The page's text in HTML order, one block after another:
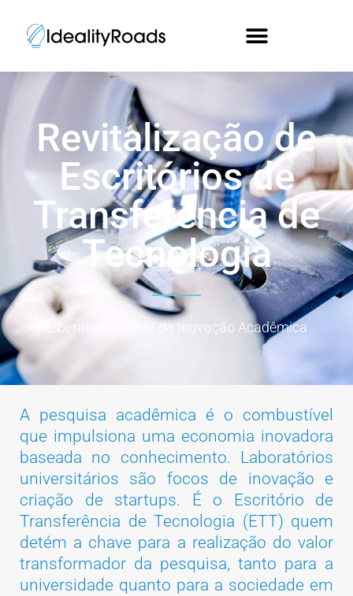
Revitalização de
Escritórios de
Transferência de
Tecnologia
Liberando o Valor da Inovação Acadêmica
A pesquisa acadêmica é o combustível
que impulsiona uma economia inovadora
baseada no conhecimento. Laboratórios
universitários são focos de inovação e
criação de startups. É o Escritório de
Transferência de Tecnologia (ETT) quem
detém a chave para a realização do valor
transformador da pesquisa, tanto para a
universidade quanto para a sociedade em